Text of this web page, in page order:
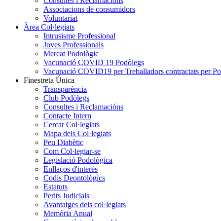
Associacions de consumidors
Voluntariat
Àrea Col·legiats
Intrusisme Professional
Joves Professionals
Mercat Podològic
Vacunació COVID 19 Podòlegs
Vacunació COVID19 per Treballadors contractats per
Finestreta Única
Transparència
Club Podòlegs
Consultes i Reclamacións
Contacte Intern
Cercar Col·legiats
Mapa dels Col·legiats
Peu Diabètic
Com Col·legiar-se
Legislació Podològica
Enllaços d'interès
Codis Deontològics
Estatuts
Perits Judicials
Avantatges dels col·legiats
Memòria Anual